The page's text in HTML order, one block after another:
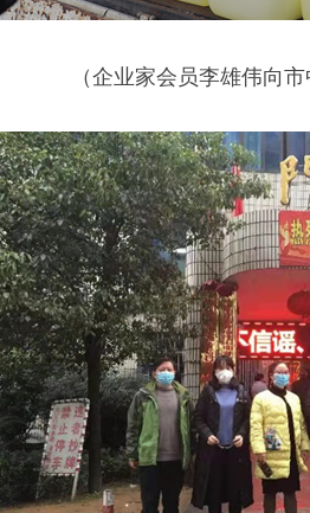
（企业家会员李雄伟向